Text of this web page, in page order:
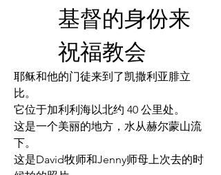
基督的身份来
祝福教会
耶稣和他的门徒来到了凯撒利亚腓立
比。
它位于加利利海以北约 40 公里处。
这是一个美丽的地方，水从赫尔蒙山流
下。
这是David牧师和Jenny师母上次去的时